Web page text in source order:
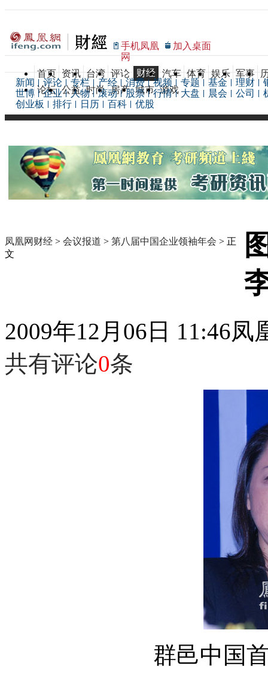
手机凤凰
网
加入桌面
首页 资讯 台湾 评论 财经 汽车 体育 娱乐 军事
论坛 公益 时尚 房产 城市 游戏
新闻 评论 专栏 产经 消费 视频 专题 基金 理财
世博
企业 人物 滚动 股票 行情 大盘 晨会 公司
创业板
排行 日历 百科 优股
凤凰网财经 > 会议报道 > 第八届中国企业领袖年会 > 正
文
2009年12月06日 11:46凤
共有评论0条
群邑中国